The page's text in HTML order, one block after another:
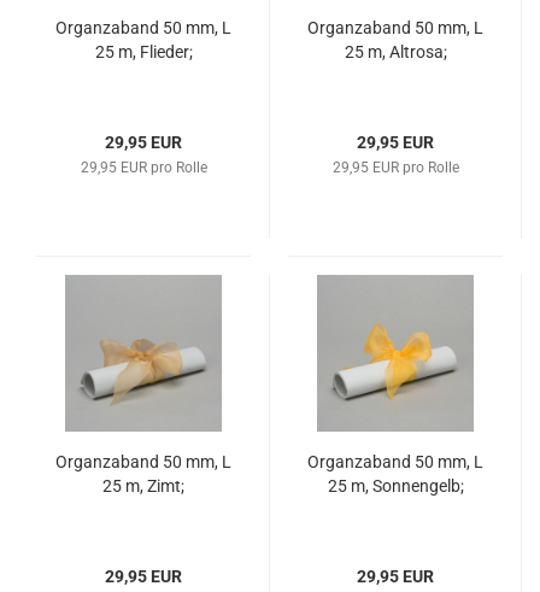
Organzaband 50 mm, L
25 m, Flieder;
29,95 EUR
29,95 EUR pro Rolle
Organzaband 50 mm, L
25 m, Altrosa;
29,95 EUR
29,95 EUR pro Rolle
Organzaband 50 mm, L
25 m, Zimt;
29,95 EUR
Organzaband 50 mm, L
25 m, Sonnengelb;
29,95 EUR